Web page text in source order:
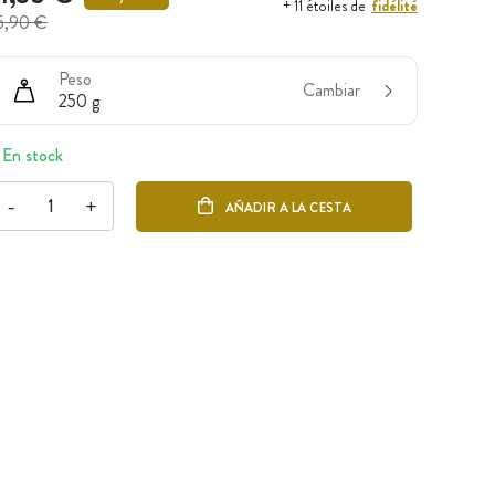
€
+ 11 étoiles de fidélité
Peso
250 g
Cambiar
En stock
- + AÑADIR A LA CESTA